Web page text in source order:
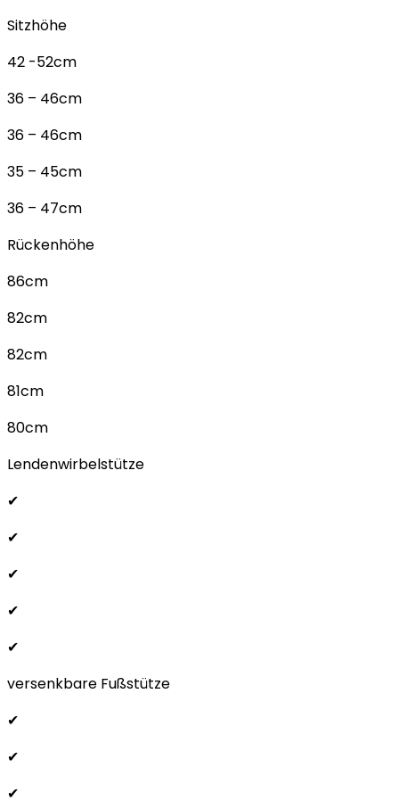
Sitzhöhe
42 -52cm
36 – 46cm
36 – 46cm
35 – 45cm
36 – 47cm
Rückenhöhe
86cm
82cm
82cm
81cm
80cm
Lendenwirbelstütze
✔
✔
✔
✔
✔
versenkbare Fußstütze
✔
✔
✔